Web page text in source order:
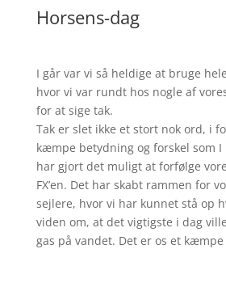
Horsens-dag
I går var vi så heldige at bruge
hvor vi var rundt hos nogle af
for at sige tak.
Tak er slet ikke et stort nok ord, i
kæmpe betydning og forskel som
har gjort det muligt at forfølge
FX’en. Det har skabt rammen for
sejlere, hvor vi har kunnet stå op
viden om, at det vigtigste i dag
gas på vandet. Det er os et